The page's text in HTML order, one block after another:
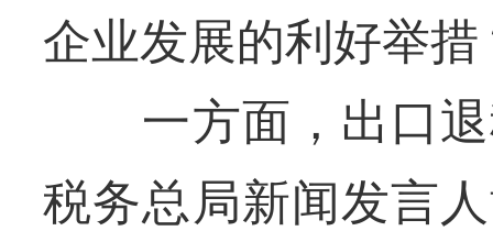
企业发展的利好举措
一方面，出口退
税务总局新闻发言